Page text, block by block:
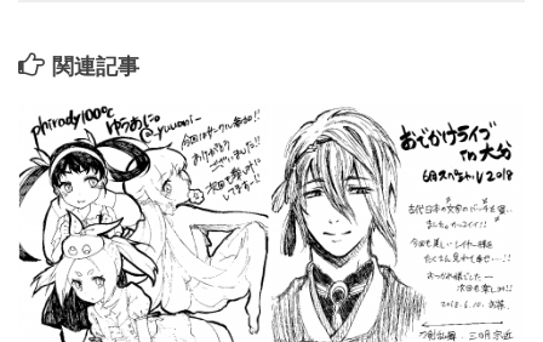
関連記事